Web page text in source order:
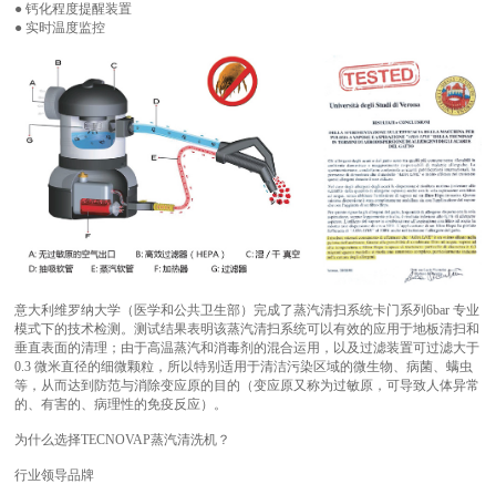
● 钙化程度提醒装置
● 实时温度监控
意大利维罗纳大学（医学和公共卫生部）完成了蒸汽清扫系统卡门系列6bar 专业
模式下的技术检测。测试结果表明该蒸汽清扫系统可以有效的应用于地板清扫和
垂直表面的清理；由于高温蒸汽和消毒剂的混合运用，以及过滤装置可过滤大于
0.3 微米直径的细微颗粒，所以特别适用于清洁污染区域的微生物、病菌、螨虫
等，从而达到防范与消除变应原的目的（变应原又称为过敏原，可导致人体异常
的、有害的、病理性的免疫反应）。
为什么选择TECNOVAP蒸汽清洗机？
行业领导品牌